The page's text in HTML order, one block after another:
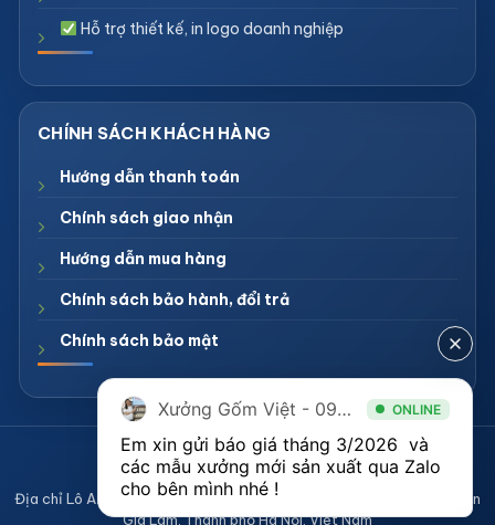
Hỗ trợ thiết kế, in logo doanh nghiệp
Hướng dẫn thanh toán
Chính sách giao nhận
Hướng dẫn mua hàng
Chính sách bảo hành, đổi trả
Chính sách bảo mật
CÔNG TY TNHH XƯỞNG GỐM VIỆT
Mã số thuế 0108836921
Địa chỉ Lô A2, Khu sản xuất làng nghề Bát Tràng, Xã Bát Tràng, Huyện
Gia Lâm, Thành phố Hà Nội, Việt Nam
Xưởng Gốm Việt - 094.1900.823 ONLINE
Em xin gửi báo giá tháng 3/2026  và
các mẫu xưởng mới sản xuất qua Zalo
cho bên mình nhé !